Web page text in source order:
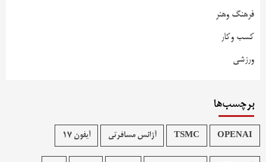
فرهنگ وهنر
کسب وکار
ورزشی
برچسب‌ها
OPENAI
TSMC آژانس مسافرتی آیفون 17